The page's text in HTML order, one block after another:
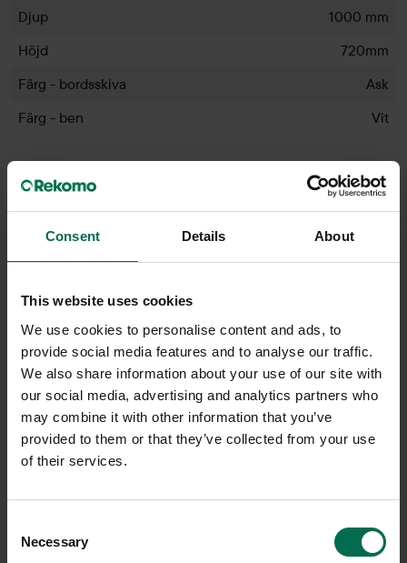
Consent Details About
This website uses cookies
We use cookies to personalise content and ads, to
provide social media features and to analyse our traffic.
We also share information about your use of our site with
our social media, advertising and analytics partners who
may combine it with other information that you’ve
provided to them or that they’ve collected from your use
of their services.
Selection
Necessary
Djup
1000 mm
Höjd
720mm
Färg - bordsskiva
Ask
Färg - ben
Vit
Edsbyn grundades 1899 och levererar arbetsbord,
Edsbyverken under en lång period var känt som en av
världens största skidproducenter. Hos Rekomo hittar du
begagnade kontorsmöbler och inredning från Edsbyn till
riktigt bra priser. Till exempel kontorsstolar och arbetsstolar,
soffor och fåtöljer. Men också Skärmväggar och förvaring.
Konferensbord